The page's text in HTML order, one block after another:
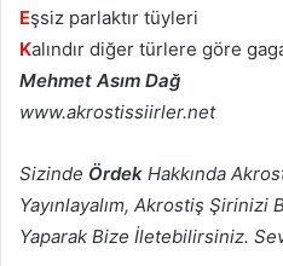
Eşsiz parlaktır tüyleri
Kalındır diğer türlere göre
Mehmet Asım Dağ
www.akrostissiirler.net
Sizinde Ördek Hakkında
Yayınlayalım, Akrostiş Şirinizi
Yaparak Bize İletebilirsiniz.